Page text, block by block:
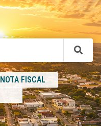
NOTA FISCAL